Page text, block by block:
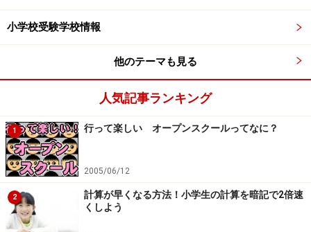
小学校受験学校情報
他のテーマも見る
人気記事ランキング
1 行って楽しい オープンスクールってなに？
2005/06/12
2
計算が早くなる方法！小学生の計算を暗記で2倍速
くしよう